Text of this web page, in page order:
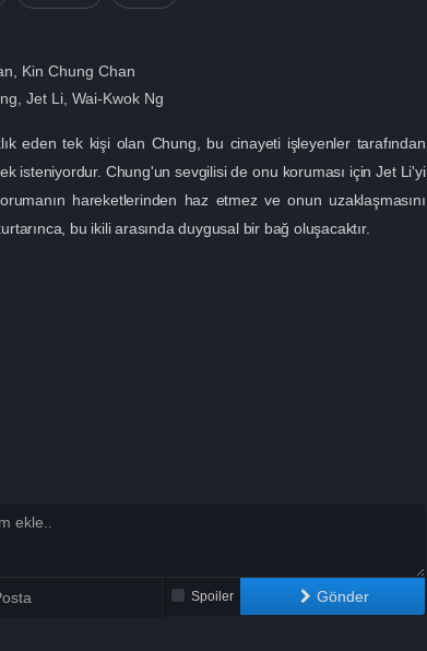
Kin Chung Chan
,Jet Li ,Wai-Kwok Ng
eden tek kişi olan Chung, bu cinayeti işleyenler tarafından
isteniyordur. Chung'un sevgilisi de onu koruması için Jet Li'yi
hareketlerinden haz etmez ve onun uzaklaşmasını
bu ikili arasında duygusal bir bağ oluşacaktır.
Spoiler Gönder